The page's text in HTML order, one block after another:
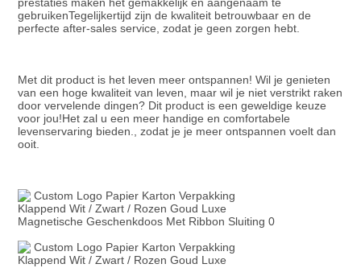
prestaties maken het gemakkelijk en aangenaam te
gebruikenTegelijkertijd zijn de kwaliteit betrouwbaar en de
perfecte after-sales service, zodat je geen zorgen hebt.
Met dit product is het leven meer ontspannen! Wil je genieten
van een hoge kwaliteit van leven, maar wil je niet verstrikt raken
door vervelende dingen? Dit product is een geweldige keuze
voor jou!Het zal u een meer handige en comfortabele
levenservaring bieden., zodat je je meer ontspannen voelt dan
ooit.